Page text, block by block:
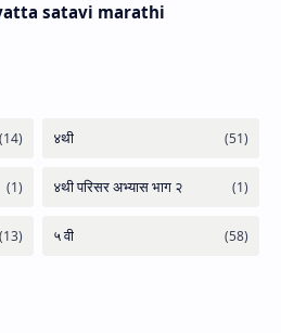
satavi marathi